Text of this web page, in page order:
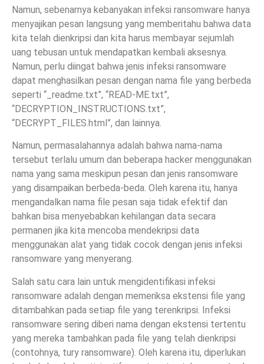
Namun, sebenarnya kebanyakan infeksi ransomware hanya
menyajikan pesan langsung yang memberitahu bahwa data
kita telah dienkripsi dan kita harus membayar sejumlah
uang tebusan untuk mendapatkan kembali aksesnya.
Namun, perlu diingat bahwa jenis infeksi ransomware
dapat menghasilkan pesan dengan nama file yang berbeda
seperti “_readme.txt”, “READ-ME.txt”,
“DECRYPTION_INSTRUCTIONS.txt”,
“DECRYPT_FILES.html”, dan lainnya.
Namun, permasalahannya adalah bahwa nama-nama
tersebut terlalu umum dan beberapa hacker menggunakan
nama yang sama meskipun pesan dan jenis ransomware
yang disampaikan berbeda-beda. Oleh karena itu, hanya
mengandalkan nama file pesan saja tidak efektif dan
bahkan bisa menyebabkan kehilangan data secara
permanen jika kita mencoba mendekripsi data
menggunakan alat yang tidak cocok dengan jenis infeksi
ransomware yang menyerang.
Salah satu cara lain untuk mengidentifikasi infeksi
ransomware adalah dengan memeriksa ekstensi file yang
ditambahkan pada setiap file yang terenkripsi. Infeksi
ransomware sering diberi nama dengan ekstensi tertentu
yang mereka tambahkan pada file yang telah dienkripsi
(contohnya, tury ransomware). Oleh karena itu, diperlukan